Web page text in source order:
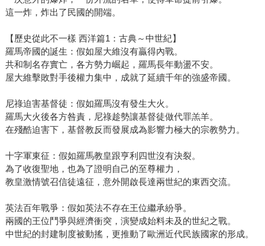
這一炸，炸出了民國的開端。
【歷史從此不一樣 西洋篇1：古典～中世紀】
羅馬帝國的誕生：假如屋大維沒有贏得內戰。
共和制名存實亡，各方勢力崛起，羅馬長年動盪不安。
屋大維擊敗對手後權力集中，成就了延續千年的強盛帝國。
尼祿迫害基督徒：假如羅馬沒有發生大火。
羅馬大火後各方咎責，尼祿趁勢讓基督徒做代罪羔羊。
在殘酷迫害下，基督教反而發展成為影響力極大的宗教勢力。
十字軍東征：假如羅馬教皇跟亨利四世沒有決裂。
為了收復聖地，也為了證明自己的至尊權力，
教皇激情號召信徒遠征，意外開啟長達兩世紀的東西交流。
英法百年戰爭：假如英法不存在王位繼承紛爭。
兩國的王位鬥爭與經濟衝突，演變成始料未及的世紀之戰。
中世紀的封建制度被動搖，更推動了歐洲近代民族國家的形成。